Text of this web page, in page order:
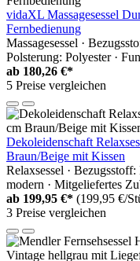
vidaXL Massagesessel
Fernbedienung
Massagesessel ·
Polsterung: Polyester ·
ab 180,26 €*
5 Preise vergleichen
Dekoleidenschaft
Braun/Beige mit Kissen
Relaxsessel ·
modern · Mitgeliefertes
ab 199,95 €* (199,95 €/
3 Preise vergleichen